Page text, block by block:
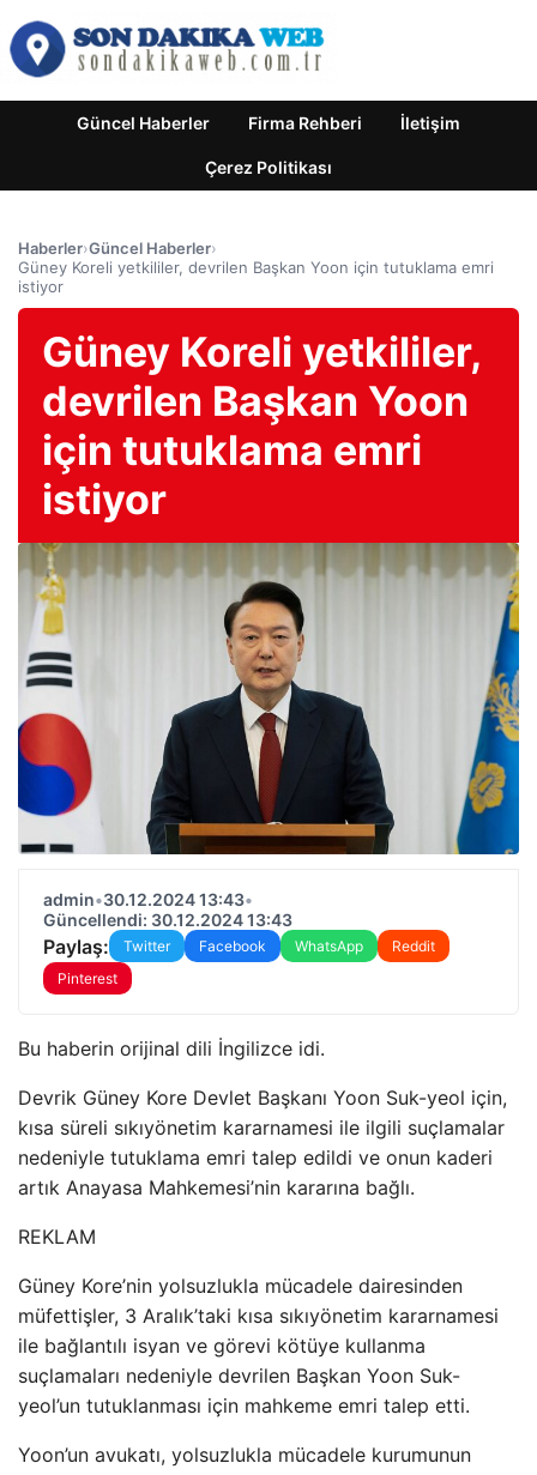
Güncel Haberler Firma Rehberi İletişim
Çerez Politikası
Haberler›Güncel Haberler›
Güney Koreli yetkililer, devrilen Başkan Yoon için tutuklama emri
istiyor
Güney Koreli yetkililer,
devrilen Başkan Yoon
için tutuklama emri
istiyor
admin•30.12.2024 13:43•
Güncellendi: 30.12.2024 13:43
Paylaş: Twitter Facebook WhatsApp
Reddit
Pinterest
Bu haberin orijinal dili İngilizce idi.
Devrik Güney Kore Devlet Başkanı Yoon Suk-yeol için,
kısa süreli sıkıyönetim kararnamesi ile ilgili suçlamalar
nedeniyle tutuklama emri talep edildi ve onun kaderi
artık Anayasa Mahkemesi’nin kararına bağlı.
REKLAM
Güney Kore’nin yolsuzlukla mücadele dairesinden
müfettişler, 3 Aralık’taki kısa sıkıyönetim kararnamesi
ile bağlantılı isyan ve görevi kötüye kullanma
suçlamaları nedeniyle devrilen Başkan Yoon Suk-
yeol’un tutuklanması için mahkeme emri talep etti.
Yoon’un avukatı, yolsuzlukla mücadele kurumunun